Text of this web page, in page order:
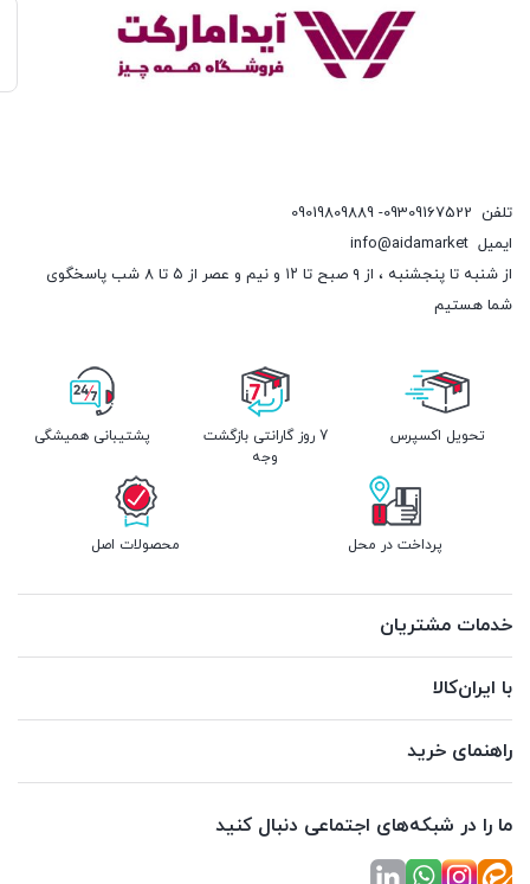
تلفن 09309167522- 09019809889
ایمیل info@aidamarket
از شنبه تا پنجشنبه ، از ۹ صبح تا ۱۲ و نیم و عصر از ۵ تا ۸ شب پاسخگوی
شما هستیم
تحویل اکسپرس
7 روز گارانتی بازگشت
وجه
پشتیبانی همیشگی
پرداخت در محل محصولات اصل
خدمات مشتریان
با ایران‌کالا
راهنمای خرید
ما را در شبکه‌های اجتماعی دنبال کنید